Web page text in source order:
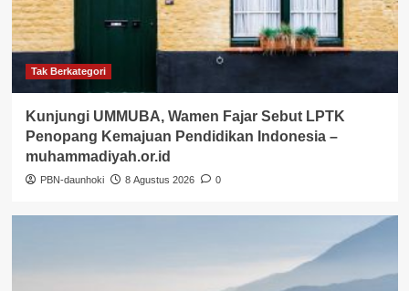
Tak Berkategori
Kunjungi UMMUBA, Wamen Fajar Sebut LPTK
Penopang Kemajuan Pendidikan Indonesia –
muhammadiyah.or.id
PBN-daunhoki 8 Agustus 2026 0